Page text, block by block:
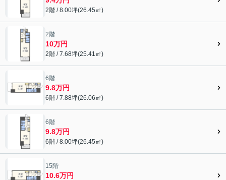
2階 / 8.00坪(26.45㎡)
2階
10万円
2階 / 7.68坪(25.41㎡)
6階
9.8万円
6階 / 7.88坪(26.06㎡)
6階
9.8万円
6階 / 8.00坪(26.45㎡)
15階
10.6万円